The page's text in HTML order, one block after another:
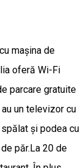
mașina de
oferă Wi-Fi
parcare gratuite
un televizor cu
și podea cu
păr.La 20 de